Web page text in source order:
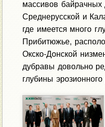
массивов байрачных
Среднерусской и
где имеется много
Прибитюжье,
Окско-Донской
дубравы довольно
глубины